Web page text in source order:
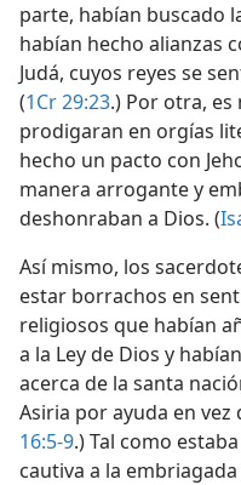
parte, habían buscado
habían hecho alianzas
Judá, cuyos reyes se
(1Cr 29:23.) Por otra,
prodigaran en orgías
hecho un pacto con
manera arrogante y
deshonraban a Dios. (
Así mismo, los
estar borrachos en
religiosos que habían
a la Ley de Dios y
acerca de la santa
Asiria por ayuda en vez
16:5-9.) Tal como
cautiva a la embriagada